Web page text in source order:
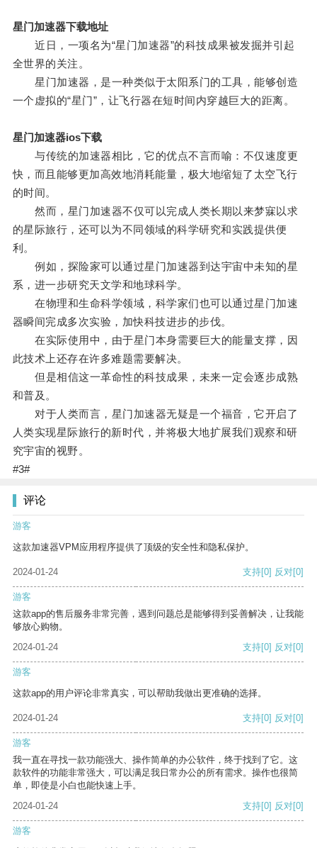
星门加速器下载地址
近日，一项名为“星门加速器”的科技成果被发掘并引起
全世界的关注。
星门加速器，是一种类似于太阳系门的工具，能够创造
一个虚拟的“星门”，让飞行器在短时间内穿越巨大的距离。
星门加速器ios下载
与传统的加速器相比，它的优点不言而喻：不仅速度更
快，而且能够更加高效地消耗能量，极大地缩短了太空飞行
的时间。
然而，星门加速器不仅可以完成人类长期以来梦寐以求
的星际旅行，还可以为不同领域的科学研究和实践提供便
利。
例如，探险家可以通过星门加速器到达宇宙中未知的星
系，进一步研究天文学和地球科学。
在物理和生命科学领域，科学家们也可以通过星门加速
器瞬间完成多次实验，加快科技进步的步伐。
在实际使用中，由于星门本身需要巨大的能量支撑，因
此技术上还存在许多难题需要解决。
但是相信这一革命性的科技成果，未来一定会逐步成熟
和普及。
对于人类而言，星门加速器无疑是一个福音，它开启了
人类实现星际旅行的新时代，并将极大地扩展我们观察和研
究宇宙的视野。
#3#
评论
游客
这款加速器VPM应用程序提供了顶级的安全性和隐私保护。
2024-01-24 支持[0] 反对[0]
游客
这款app的售后服务非常完善，遇到问题总是能够得到妥善解决，让我能
够放心购物。
2024-01-24
支持[0] 反对[0]
游客
这款app的用户评论非常真实，可以帮助我做出更准确的选择。
2024-01-24 支持[0] 反对[0]
游客
我一直在寻找一款功能强大、操作简单的办公软件，终于找到了它。这
款软件的功能非常强大，可以满足我日常办公的所有需求。操作也很简
单，即使是小白也能快速上手。
2024-01-24
支持[0] 反对[0]
游客